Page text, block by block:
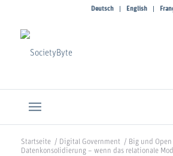
Deutsch English
Startseite / Digital Government / Big und Open
Datenkonsolidierung – wenn das relationale